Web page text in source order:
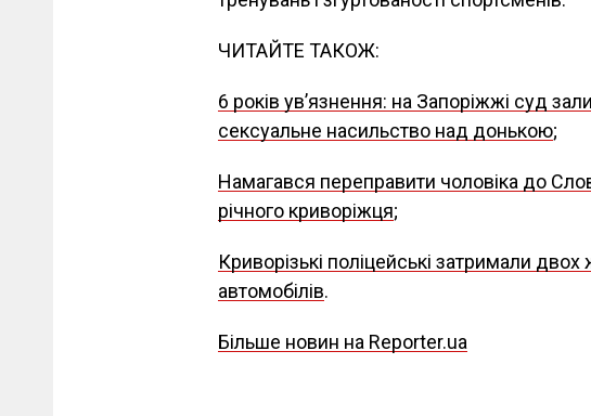
ЧИТАЙТЕ ТАКОЖ:
6 років увʼязнення: на Запоріжжі суд
сексуальне насильство над донькою;
Намагався переправити чоловіка до
річного криворіжця;
Криворізькі поліцейські затримали
автомобілів.
Більше новин на Reporter.ua